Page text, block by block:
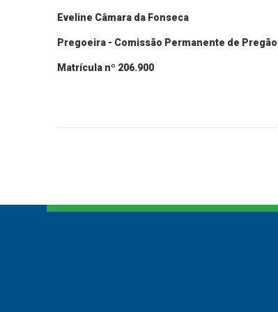
Eveline Câmara da Fonseca
Pregoeira - Comissão Permanente de Pregão I
Matrícula nº 206.900